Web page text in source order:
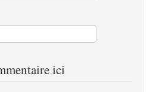
ici